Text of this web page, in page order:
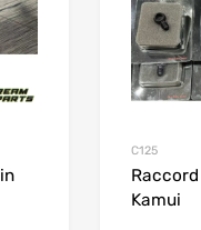
C125
Kamui